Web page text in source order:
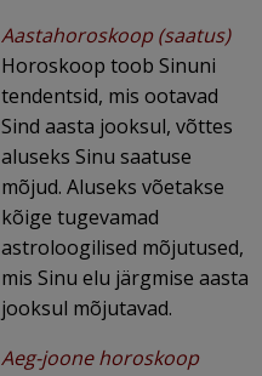
Aastahoroskoop (saatus)
Horoskoop toob Sinuni
tendentsid, mis ootavad
Sind aasta jooksul, võttes
aluseks Sinu saatuse
mõjud. Aluseks võetakse
kõige tugevamad
astroloogilised mõjutused,
mis Sinu elu järgmise aasta
jooksul mõjutavad.
Aeg-joone horoskoop